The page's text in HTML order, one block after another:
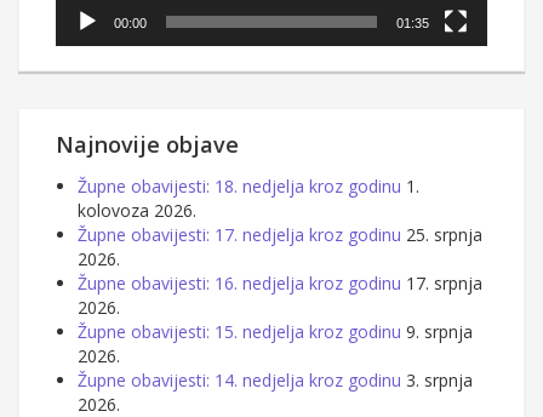
00:00 01:35
Najnovije objave
Župne obavijesti: 18. nedjelja kroz godinu 1.
kolovoza 2026.
Župne obavijesti: 17. nedjelja kroz godinu 25. srpnja
2026.
Župne obavijesti: 16. nedjelja kroz godinu 17. srpnja
2026.
Župne obavijesti: 15. nedjelja kroz godinu 9. srpnja
2026.
Župne obavijesti: 14. nedjelja kroz godinu 3. srpnja
2026.